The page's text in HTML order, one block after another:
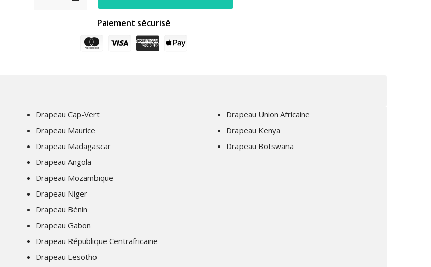
Paiement sécurisé
Drapeau Cap-Vert
Drapeau Maurice
Drapeau Madagascar
Drapeau Angola
Drapeau Mozambique
Drapeau Niger
Drapeau Bénin
Drapeau Gabon
Drapeau République Centrafricaine
Drapeau Lesotho
Drapeau Union Africaine
Drapeau Kenya
Drapeau Botswana